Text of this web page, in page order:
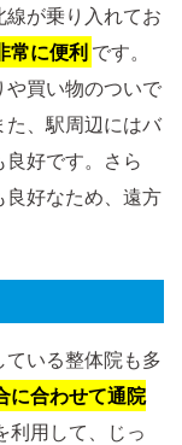
が乗り入れてお
常に便利 です。
買い物のついで
た、駅周辺にはバ
好です。さら
良好なため、遠方
いる整体院も多
に合わせて通院
利用して、じっ